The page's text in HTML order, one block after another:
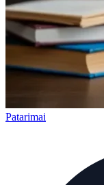
Patarimai